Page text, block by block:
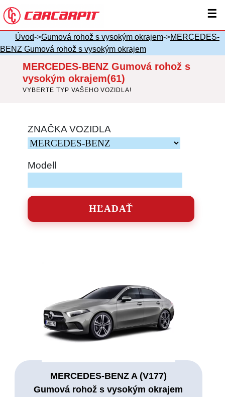
☰
Úvod->Gumová rohož s vysokým okrajem->MERCEDES-
BENZ Gumová rohož s vysokým okrajem
MERCEDES-BENZ Gumová rohož s
vysokým okrajem(61)
VYBERTE TYP VAŠEHO VOZIDLA!
ZNAČKA VOZIDLA
Modell
HĽADAŤ
MERCEDES-BENZ A (V177)
Gumová rohož s vysokým okrajem